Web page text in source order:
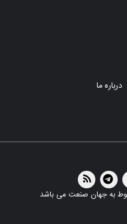
درباره ما
به جهان صنعت می باشد